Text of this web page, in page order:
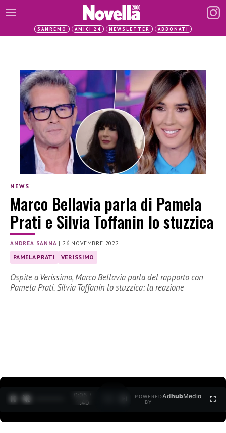
SANREMO AMICI 24 NEWSLETTER ABBONATI
NEWS
Marco Bellavia parla di Pamela
Prati e Silvia Toffanin lo stuzzica
ANDREA SANNA |26 NOVEMBRE 2022
PAMELA PRATI VERISSIMO
Ospite a Verissimo, Marco Bellavia parla del rapporto con
Pamela Prati. Silvia Toffanin lo stuzzica: la reazione
0:07 /
1:40
POWERED
BY
AdhubMedia